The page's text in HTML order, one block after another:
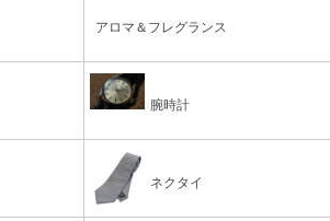
アロマ＆フレグランス
腕時計
ネクタイ